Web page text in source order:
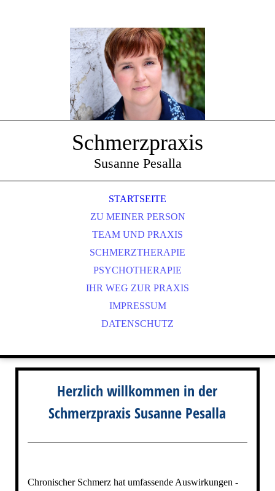
Schmerzpraxis
Susanne Pesalla
STARTSEITE
ZU MEINER PERSON
TEAM UND PRAXIS
SCHMERZTHERAPIE
PSYCHOTHERAPIE
IHR WEG ZUR PRAXIS
IMPRESSUM
DATENSCHUTZ
Herzlich willkommen in der
Schmerzpraxis Susanne Pesalla
Chronischer Schmerz hat umfassende Auswirkungen -